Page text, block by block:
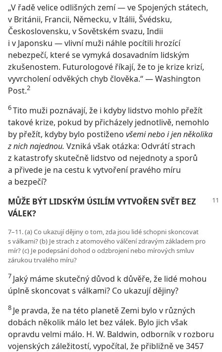
„V řadě velice odlišných zemí — ve Spojených státech,
v Británii, Francii, Německu, v Itálii, Švédsku,
Československu, v Sovětském svazu, Indii
i v Japonsku — vlivní muži náhle pocítili hrozící
nebezpečí, které se vymyká dosavadním lidským
zkušenostem. Futurologové říkají, že to je krize krizí,
vyvrcholení odvěkých chyb člověka.“ — Washington
Post.2
6Tito muži poznávají, že i kdyby lidstvo mohlo přežít
takové krize, pokud by přicházely jednotlivě, nemohlo
by přežít, kdyby bylo postiženo všemi nebo i jen několika
z nich najednou. Vzniká však otázka: Odvrátí strach
z katastrofy skutečně lidstvo od nejednoty a sporů
a přivede je na cestu k vytvoření pravého míru
a bezpečí?
MŮŽE BÝT LIDSKÝM ÚSILÍM VYTVOŘEN SVĚT BEZ
VÁLEK?
7–11. (a) Co ukazují dějiny o tom, zda jsou lidé schopni skoncovat
s válkami? (b) Je strach z atomového válčení zdravým základem pro
mír? (c) Je podepsání dohod o odzbrojení nebo mírových smluv
zárukou trvalého míru?
7 Jaký máme skutečný důvod k důvěře, že lidé mohou
úplně skoncovat s válkami? Co ukazují dějiny?
8 Je pravda, že na této planetě Zemi bylo v různých
dobách několik málo let bez válek. Bylo jich však
opravdu velmi málo. H. W. Baldwin, odborník v rozboru
vojenských záležitostí, vypočítal, že přibližně ve 3457